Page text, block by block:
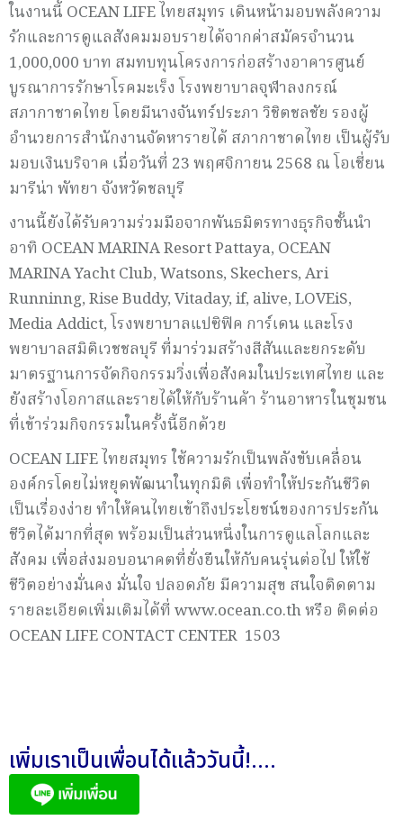
ในงานนี้ OCEAN LIFE ไทยสมุทร เดินหน้ามอบพลังความ
รักและการดูแลสังคมมอบรายได้จากค่าสมัครจำนวน
1,000,000 บาท สมทบทุนโครงการก่อสร้างอาคารศูนย์
บูรณาการรักษาโรคมะเร็ง โรงพยาบาลจุฬาลงกรณ์
สภากาชาดไทย โดยมีนางจันทร์ประภา วิชิตชลชัย รองผู้
อำนวยการสำนักงานจัดหารายได้ สภากาชาดไทย เป็นผู้รับ
มอบเงินบริจาค เมื่อวันที่ 23 พฤศจิกายน 2568 ณ โอเชี่ยน
มารีน่า พัทยา จังหวัดชลบุรี
งานนี้ยังได้รับความร่วมมือจากพันธมิตรทางธุรกิจชั้นนำ
อาทิ OCEAN MARINA Resort Pattaya, OCEAN
MARINA Yacht Club, Watsons, Skechers, Ari
Runninng, Rise Buddy, Vitaday, if, alive, LOVEiS,
Media Addict, โรงพยาบาลแปซิฟิค การ์เดน และโรง
พยาบาลสมิติเวชชลบุรี ที่มาร่วมสร้างสีสันและยกระดับ
มาตรฐานการจัดกิจกรรมวิ่งเพื่อสังคมในประเทศไทย และ
ยังสร้างโอกาสและรายได้ให้กับร้านค้า ร้านอาหารในชุมชน
ที่เข้าร่วมกิจกรรมในครั้งนี้อีกด้วย
OCEAN LIFE ไทยสมุทร ใช้ความรักเป็นพลังขับเคลื่อน
องค์กรโดยไม่หยุดพัฒนาในทุกมิติ เพื่อทำให้ประกันชีวิต
เป็นเรื่องง่าย ทำให้คนไทยเข้าถึงประโยชน์ของการประกัน
ชีวิตได้มากที่สุด พร้อมเป็นส่วนหนึ่งในการดูแลโลกและ
สังคม เพื่อส่งมอบอนาคตที่ยั่งยืนให้กับคนรุ่นต่อไป ให้ใช้
ชีวิตอย่างมั่นคง มั่นใจ ปลอดภัย มีความสุข สนใจติดตาม
รายละเอียดเพิ่มเติมได้ที่ www.ocean.co.th หรือ ติดต่อ
OCEAN LIFE CONTACT CENTER 1503
เพิ่มเราเป็นเพื่อนได้แล้ววันนี้!....